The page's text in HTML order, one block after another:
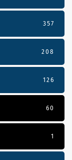
357
208
126
60
1